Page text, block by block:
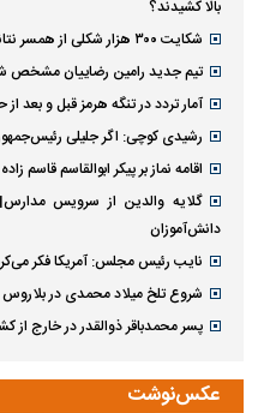
بالا کشیدند؟
شکایت ۳۰۰ هزار شکلی از همسر نتانیاهو
تیم جدید رامین رضاییان مشخص
آمار تردد در تنگه هرمز قبل و بعد از
رشیدی کوچی: اگر جلیلی
اقامه نماز بر پیکر ابوالقاسم
گلایه والدین از سرویس
دانش‌آموزان
نایب رئیس مجلس: آمریکا فکر
شروع تلخ میلاد محمدی در بلاروس
پسر محمدباقر ذوالقدر در خارج از
عکس‌نوشت